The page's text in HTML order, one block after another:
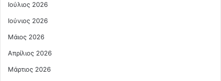
Ιούλιος 2026
Ιούνιος 2026
Μάιος 2026
Απρίλιος 2026
Μάρτιος 2026